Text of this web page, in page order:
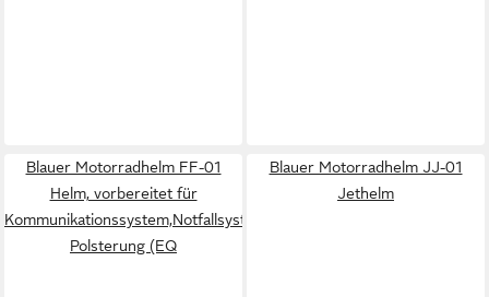
Blauer Motorradhelm FF-01
Helm, vorbereitet für
Kommunikationssystem,Notfallsystem-
Polsterung (EQ
Blauer Motorradhelm JJ-01
Jethelm